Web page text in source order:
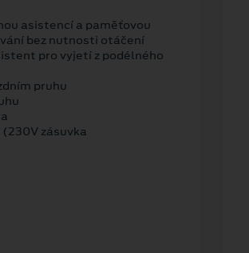
asistencí a paměťovou
bez nutnosti otáčení
pro vyjetí z podélného
pruhu
zásuvka